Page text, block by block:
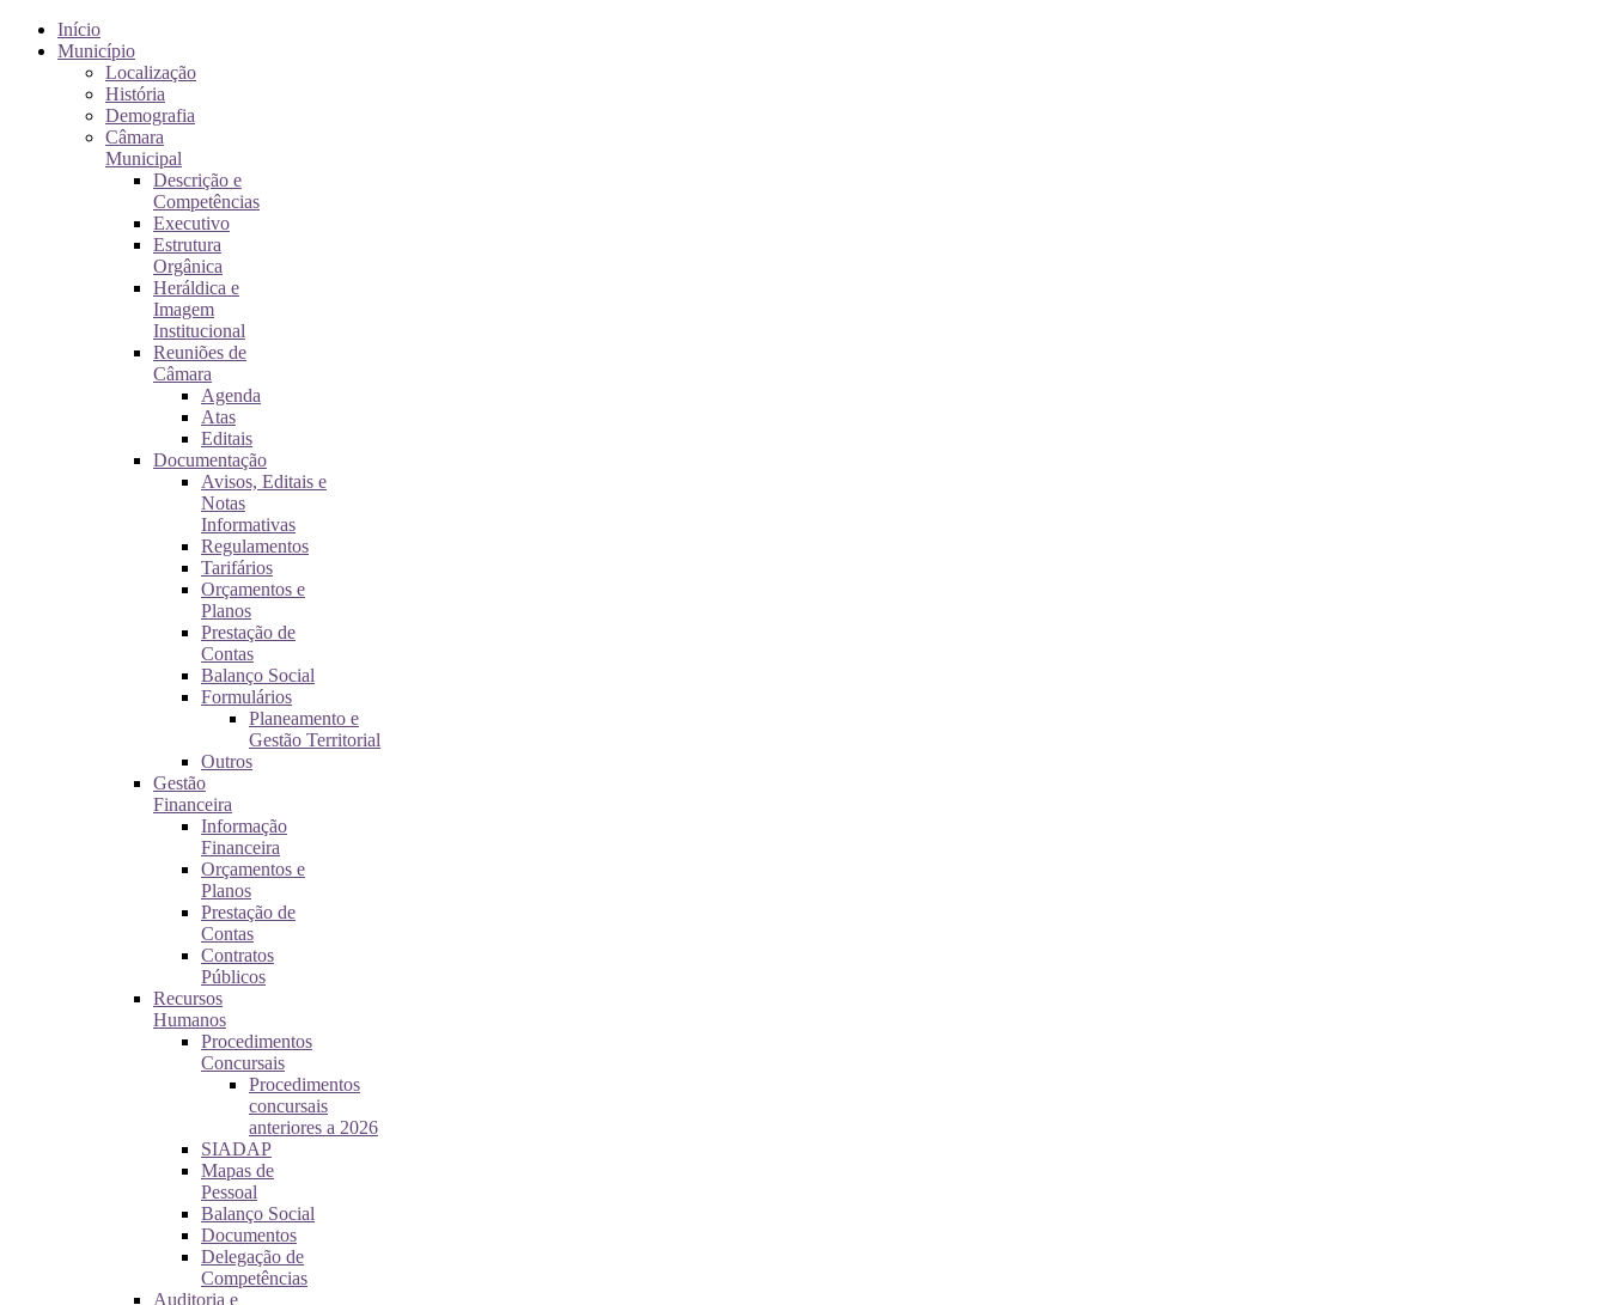
Início
Município
Localização
História
Demografia
Câmara
Municipal
Descrição e
Competências
Executivo
Estrutura
Orgânica
Heráldica e
Imagem
Institucional
Reuniões de
Câmara
Agenda
Atas
Editais
Documentação
Avisos, Editais e
Notas
Informativas
Regulamentos
Tarifários
Orçamentos e
Planos
Prestação de
Contas
Balanço Social
Formulários
Planeamento e
Gestão Territorial
Outros
Gestão
Financeira
Informação
Financeira
Orçamentos e
Planos
Prestação de
Contas
Contratos
Públicos
Recursos
Humanos
Procedimentos
Concursais
Procedimentos
concursais
anteriores a 2026
SIADAP
Mapas de
Pessoal
Balanço Social
Documentos
Delegação de
Competências
Auditoria e